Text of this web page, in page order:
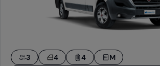
3 4 4
M